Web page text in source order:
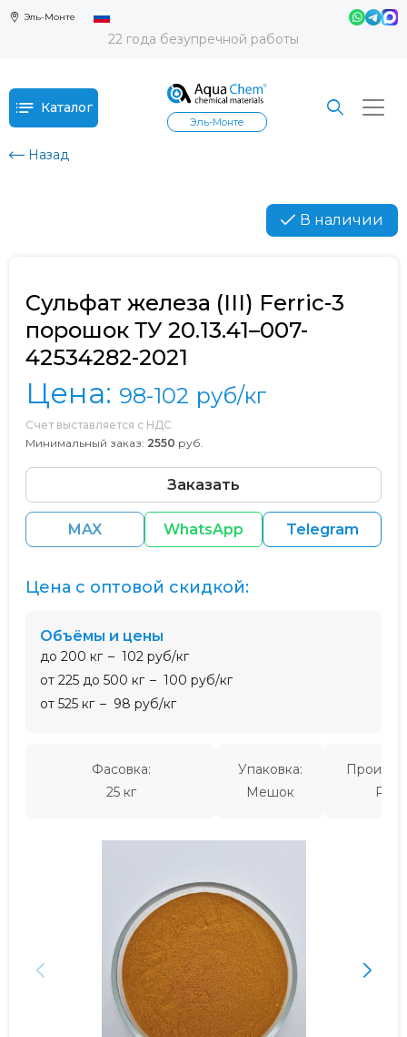
Эль-Монте
22 года безупречной работы
Каталог
Эль-Монте
Назад
В наличии
Сульфат железа (III) Ferric-3
порошок ТУ 20.13.41–007-
42534282-2021
Цена: 98-102 руб/кг
Счет выставляется с НДС
Минимальный заказ: 2550 руб.
Заказать
MAX WhatsApp Telegram
Фасовка:
25 кг
Упаковка:
Мешок
Цена с оптовой скидкой:
Объёмы и цены
до 200 кг
102 руб/кг
от 225 до 500 кг
100 руб/кг
от 525 кг
98 руб/кг